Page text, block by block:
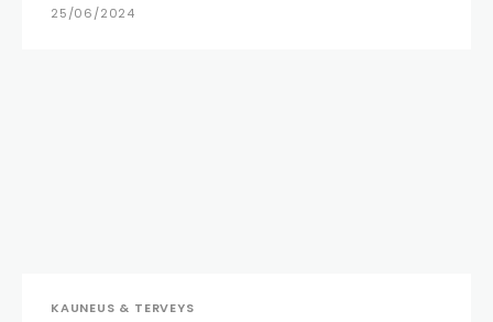
25/06/2024
KAUNEUS & TERVEYS